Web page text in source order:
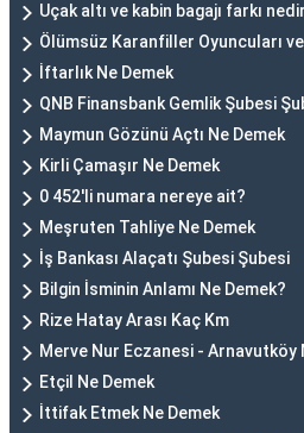
Uçak altı ve kabin bagajı farkı
Ölümsüz Karanfiller Oyuncuları
İftarlık Ne Demek
QNB Finansbank Gemlik Şubesi
Maymun Gözünü Açtı Ne Demek
Kirli Çamaşır Ne Demek
0 452'li numara nereye ait?
Meşruten Tahliye Ne Demek
İş Bankası Alaçatı Şubesi Şubesi
Bilgin İsminin Anlamı Ne Demek?
Rize Hatay Arası Kaç Km
Merve Nur Eczanesi -
Etçil Ne Demek
İttifak Etmek Ne Demek